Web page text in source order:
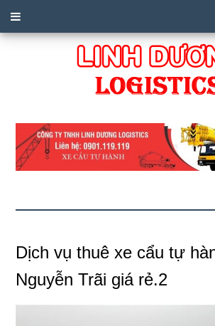
Dịch vụ thuê xe cẩu tự
Nguyễn Trãi giá rẻ.2